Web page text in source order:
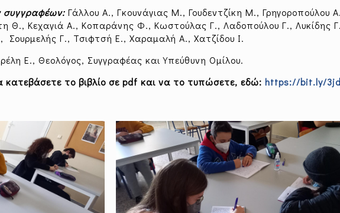
συγγραφέων:Γάλλου Α., Γκουνάγιας Μ., Γουδεντζίκη Μ., Γρηγοροπούλου
Θ., Κεχαγιά Α., Κοπαράνης Φ., Κωστούλας Γ., Λαδοπούλου Γ., Λυκίδης
Σουρμελής Γ., Τσιφτσή Ε., Χαραμαλή Α., Χατζίδου Ι.
Ε., Θεολόγος, Συγγραφέας και Υπεύθυνη Ομίλου.
κατεβάσετε το βιβλίο σεpdf και να το τυπώσετε, εδώ:https://bit.ly/